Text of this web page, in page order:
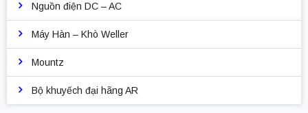
Nguồn điện DC – AC
Máy Hàn – Khò Weller
Mountz
Bộ khuyếch đại hãng AR